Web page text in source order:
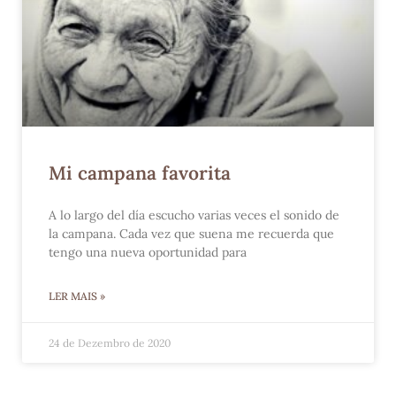
Mi campana favorita
A lo largo del día escucho varias veces el sonido de
la campana. Cada vez que suena me recuerda que
tengo una nueva oportunidad para
LER MAIS »
24 de Dezembro de 2020